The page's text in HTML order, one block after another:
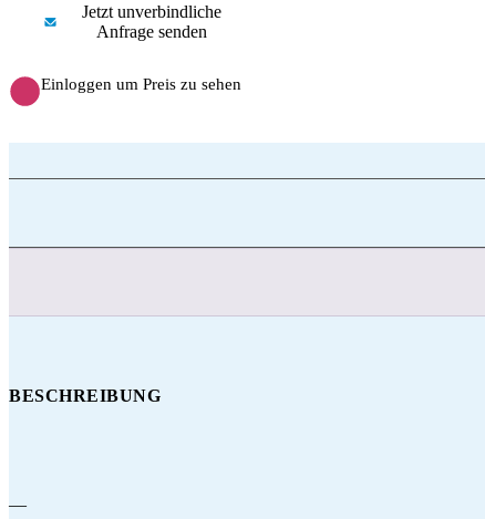
Jetzt unverbindliche
Anfrage senden
Einloggen um Preis zu sehen
BESCHREIBUNG
—